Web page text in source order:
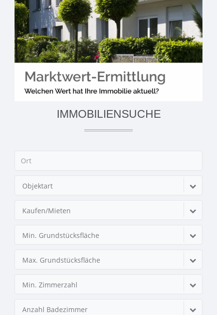
IMMOBILIENSUCHE
Objektart
Kaufen/Mieten
Min. Grundstücksfläche
Max. Grundstücksfläche
Min. Zimmerzahl
Anzahl Badezimmer